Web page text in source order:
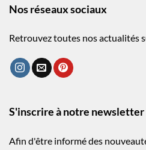
Nos réseaux sociaux
Retrouvez toutes nos actualités
S'inscrire à notre newsletter
Afin d'être informé des